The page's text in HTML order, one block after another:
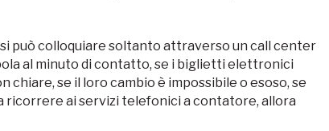
può colloquiare soltanto attraverso un call center
al minuto di contatto, se i biglietti elettronici
chiare, se il loro cambio è impossibile o esoso, se
ricorrere ai servizi telefonici a contatore, allora